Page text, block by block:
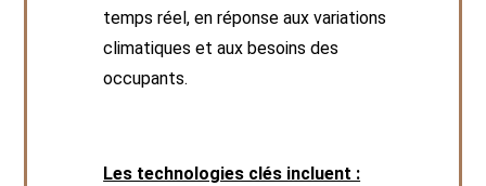
temps réel, en réponse aux variations
climatiques et aux besoins des
occupants.
Les technologies clés incluent :